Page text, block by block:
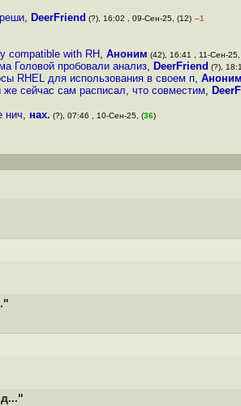
, DeerFriend (?), 16:02 , 09-Сен-25, (12) –1
compatible with RH, Аноним (42), 16:41 , 11-Сен-25,
Головой пробовали анализ, DeerFriend (?),
RHEL для использования в своем п, Аноним
сейчас сам расписал, что совместим,
нич, нах. (?), 07:46 , 10-Сен-25, (36)